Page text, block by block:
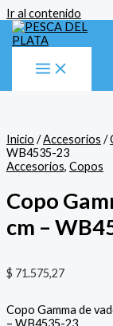
Ir al contenido
Inicio /Accesorios /
WB4535-23
Accesorios, Copos
Copo
cm –
$ 71.575,27
Copo Gamma de